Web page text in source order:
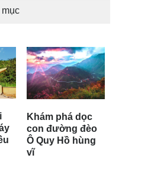
Khám phá dọc
con đường đèo
Ô Quy Hồ hùng
vĩ